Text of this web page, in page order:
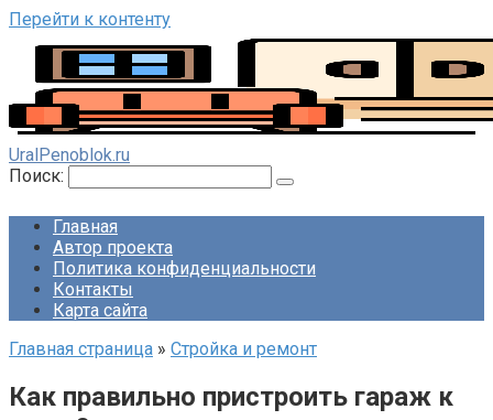
Перейти к контенту
UralPenoblok.ru
Поиск:
Главная
Автор проекта
Политика конфиденциальности
Контакты
Карта сайта
Главная страница » Стройка и ремонт
Как правильно пристроить гараж к